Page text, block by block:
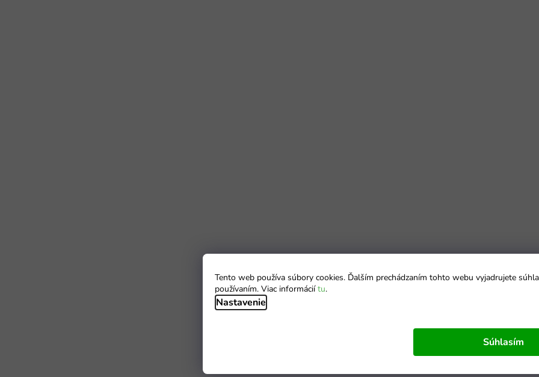
Tento web používa súbory cookies. Ďalším prechádzaním tohto webu vyjadrujete
používaním. Viac informáciítu.
Nastavenie
Súhlasím